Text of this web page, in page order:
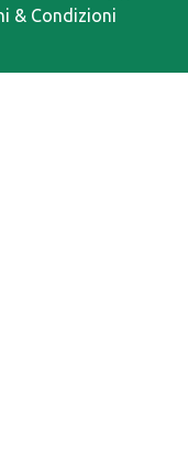
& Condizioni